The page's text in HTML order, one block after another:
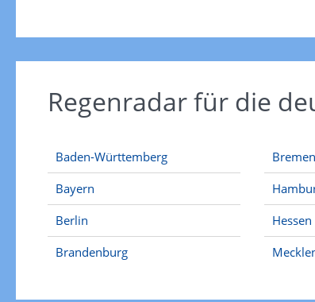
Regenradar für die
Baden-Württemberg
Bayern
Berlin
Brandenburg
Bremen
Hessen